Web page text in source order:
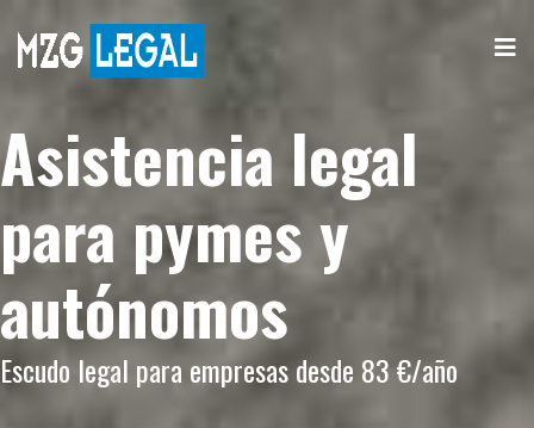
Asistencia legal
para pymes y
autónomos
Escudo legal para empresas desde 83 €/año